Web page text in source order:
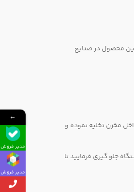
محصول در صنایع
مخزن تخلیه نموده و
جلو گیری فرمایید تا
←
مدیر فروش
مدیر فروش